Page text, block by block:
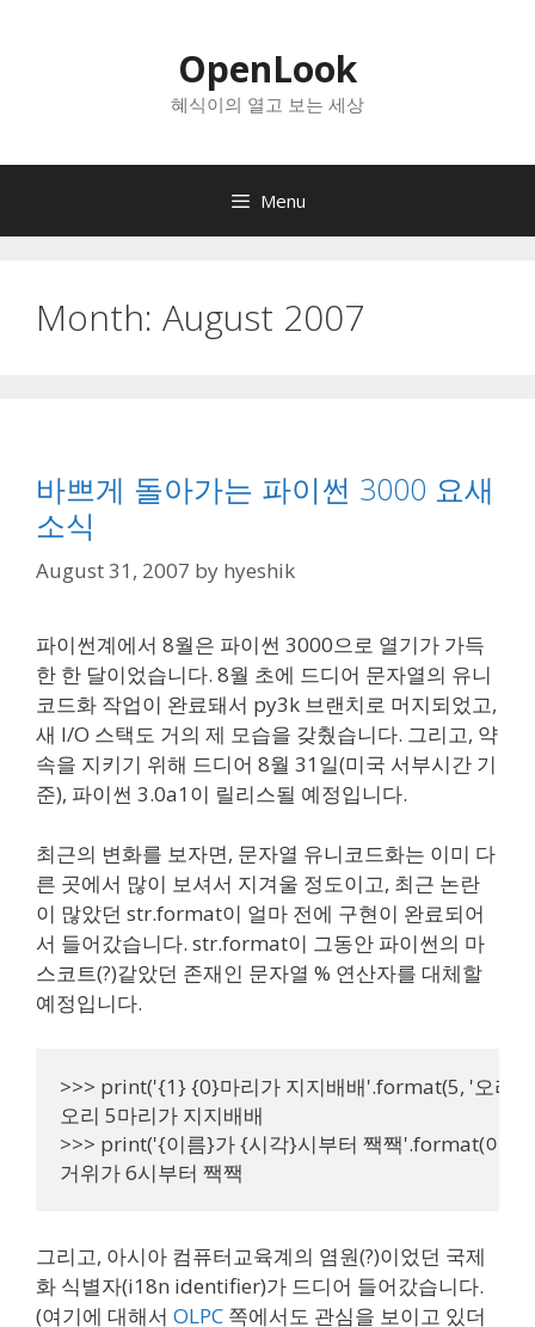
OpenLook
혜식이의 열고 보는 세상
Menu
Month: August 2007
바쁘게 돌아가는 파이썬 3000 요새
소식
August 31, 2007 by hyeshik
파이썬계에서 8월은 파이썬 3000으로 열기가 가득
한 한 달이었습니다. 8월 초에 드디어 문자열의 유니
코드화 작업이 완료돼서 py3k 브랜치로 머지되었고,
새 I/O 스택도 거의 제 모습을 갖췄습니다. 그리고, 약
속을 지키기 위해 드디어 8월 31일(미국 서부시간 기
준), 파이썬 3.0a1이 릴리스될 예정입니다.
최근의 변화를 보자면, 문자열 유니코드화는 이미 다
른 곳에서 많이 보셔서 지겨울 정도이고, 최근 논란
이 많았던 str.format이 얼마 전에 구현이 완료되어
서 들어갔습니다. str.format이 그동안 파이썬의 마
스코트(?)같았던 존재인 문자열 % 연산자를 대체할
예정입니다.
>>> print('{1} {0}마리가 지지배배'.format(5, '오리'))
오리 5마리가 지지배배
>>> print('{이름}가 {시각}시부터 짹짹'.format(이름
거위가 6시부터 짹짹
그리고, 아시아 컴퓨터교육계의 염원(?)이었던 국제
화 식별자(i18n identifier)가 드디어 들어갔습니다.
(여기에 대해서 OLPC 쪽에서도 관심을 보이고 있더